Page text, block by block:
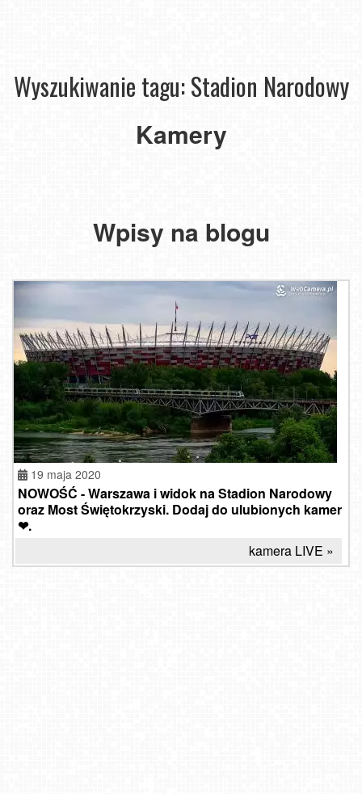
Wyszukiwanie tagu: Stadion Narodowy
Kamery
Wpisy na blogu
19 maja 2020
NOWOŚĆ - Warszawa i widok na Stadion Narodowy
oraz Most Świętokrzyski. Dodaj do ulubionych kamer
❤.
kamera LIVE »